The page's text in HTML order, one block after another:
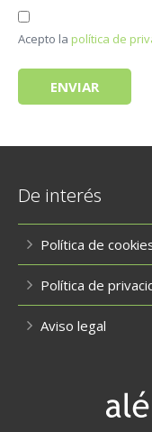
Acepto la política de
De interés
Política de
Política de
Aviso legal